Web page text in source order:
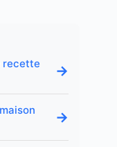
recette
→
→